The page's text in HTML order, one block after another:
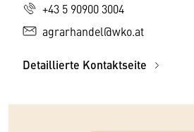
+43 5 90900 3004
agrarhandel@wko.at
Detaillierte Kontaktseite